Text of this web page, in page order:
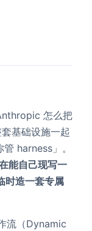
怎么把
基础设施一起
harness」。
能自己现写一
时造一套专属
流（Dynamic